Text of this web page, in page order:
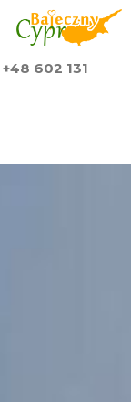
+48 602 131